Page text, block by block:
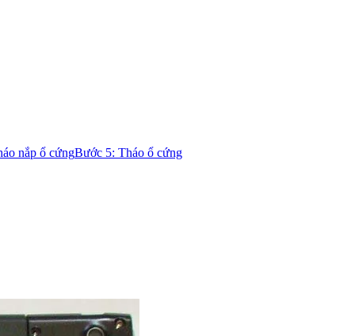
nắp ổ cứngBước 5: Tháo ổ cứng